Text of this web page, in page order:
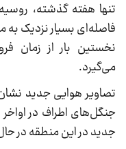
تنها هفته گذشته،
فاصله‌ای بسیار نزدیک به
نخستین بار از زمان
می‌گیرد.
تصاویر هوایی جدید
جدید در این منطقه در